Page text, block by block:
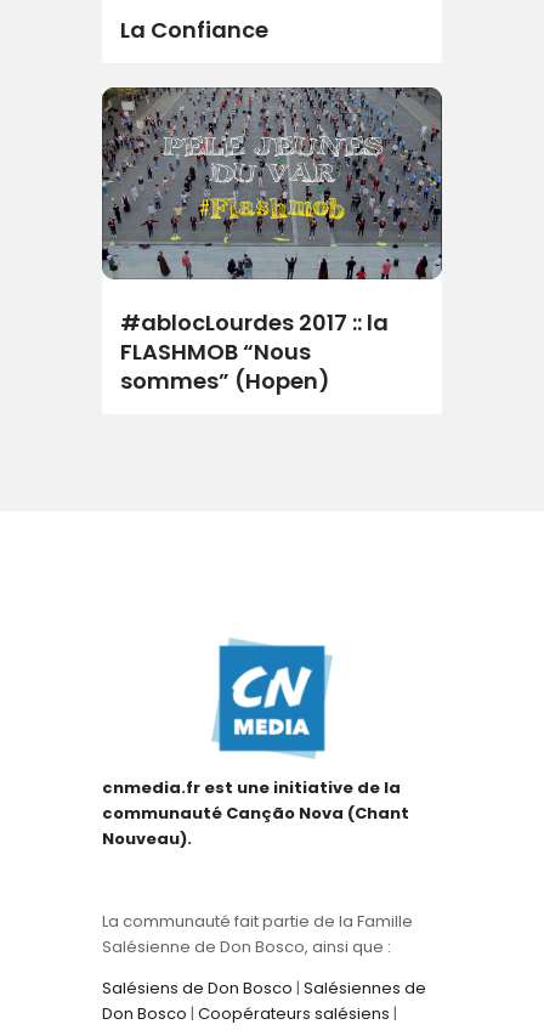
La Confiance
#ablocLourdes 2017 :: la
FLASHMOB “Nous
sommes” (Hopen)
cnmedia.fr est une initiative de la
communauté Canção Nova (Chant
Nouveau).
La communauté fait partie de la Famille
Salésienne de Don Bosco, ainsi que :
Salésiens de Don Bosco | Salésiennes de
Don Bosco | Coopérateurs salésiens |